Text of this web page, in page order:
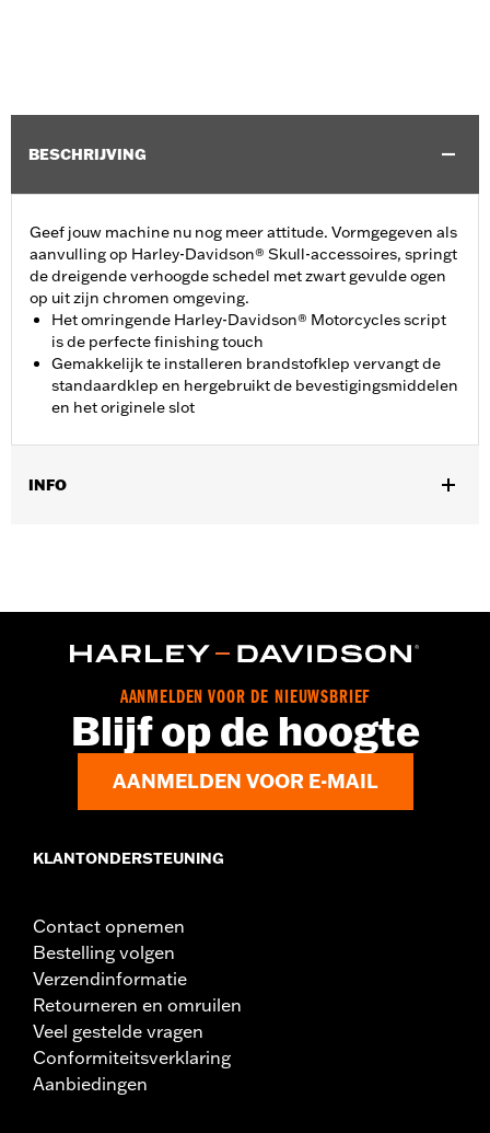
BESCHRIJVING
Geef jouw machine nu nog meer attitude. Vormgegeven als
aanvulling op Harley-Davidson® Skull-accessoires, springt
de dreigende verhoogde schedel met zwart gevulde ogen
op uit zijn chromen omgeving.
Het omringende Harley-Davidson® Motorcycles script
is de perfecte finishing touch
Gemakkelijk te installeren brandstofklep vervangt de
standaardklep en hergebruikt de bevestigingsmiddelen
en het originele slot
INFO
Per stuk verkocht:Elk
AANMELDEN VOOR DE NIEUWSBRIEF
Blijf op de hoogte
AANMELDEN VOOR E-MAIL
KLANTONDERSTEUNING
Contact opnemen
Bestelling volgen
Verzendinformatie
Retourneren en omruilen
Veel gestelde vragen
Conformiteitsverklaring
Aanbiedingen